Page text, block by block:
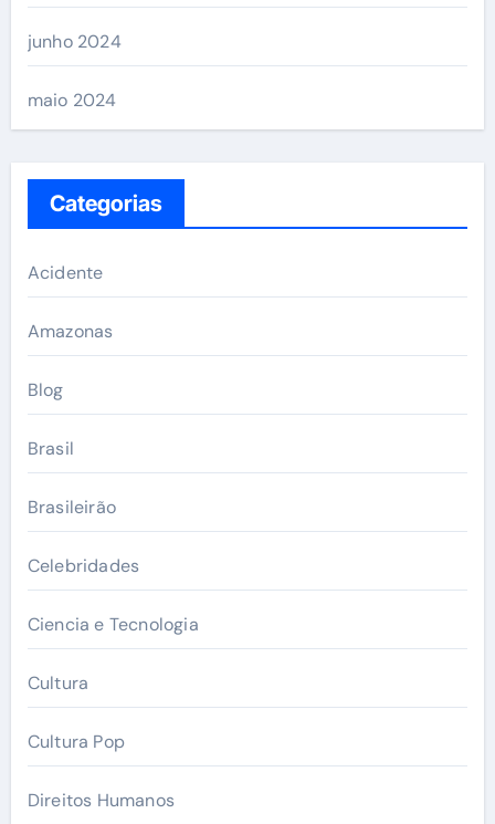
junho 2024
maio 2024
Categorias
Acidente
Amazonas
Blog
Brasil
Brasileirão
Celebridades
Ciencia e Tecnologia
Cultura
Cultura Pop
Direitos Humanos